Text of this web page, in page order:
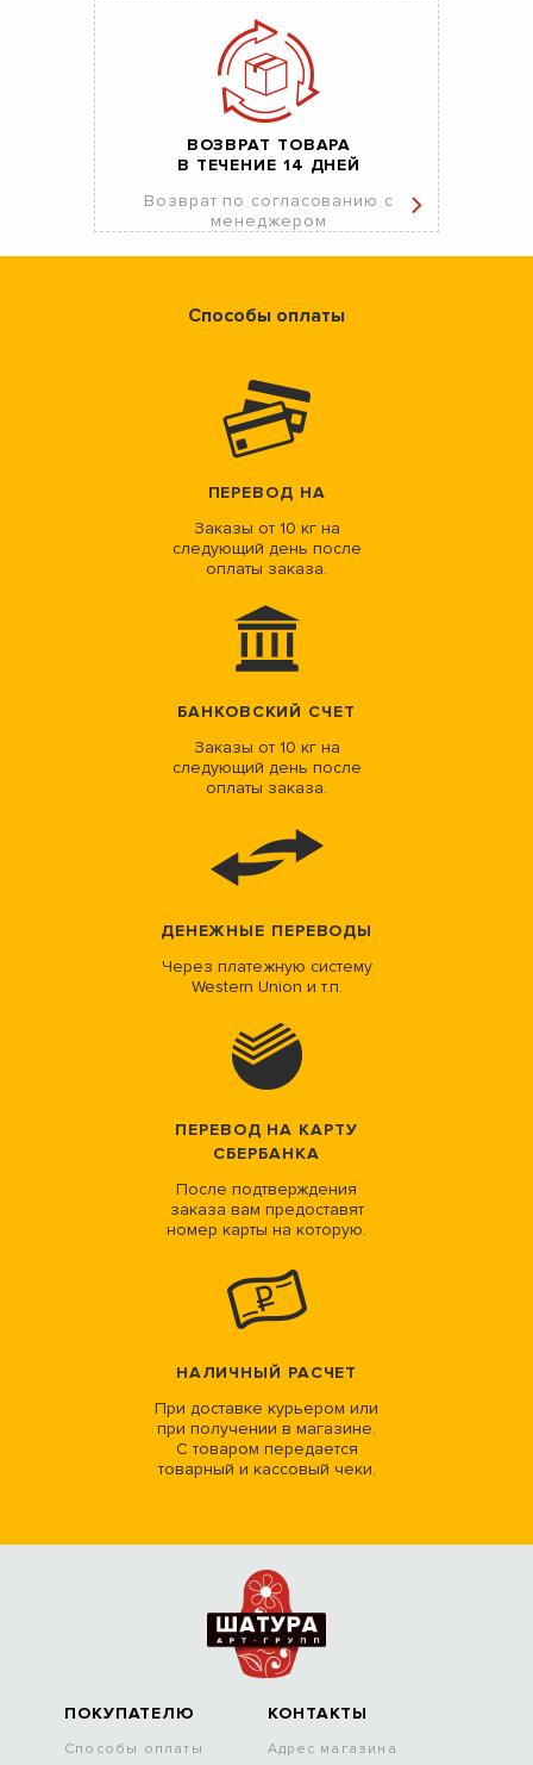
ВОЗВРАТ ТОВАРА
В ТЕЧЕНИЕ 14 ДНЕЙ
Возврат по согласованию с
менеджером
Способы оплаты
ПЕРЕВОД НА
Заказы от 10 кг на
следующий день после
оплаты заказа.
БАНКОВСКИЙ СЧЕТ
Заказы от 10 кг на
следующий день после
оплаты заказа.
ДЕНЕЖНЫЕ ПЕРЕВОДЫ
Через платежную систему
Western Union и т.п.
ПЕРЕВОД НА КАРТУ
СБЕРБАНКА
После подтверждения
заказа вам предоставят
номер карты на которую.
НАЛИЧНЫЙ РАСЧЕТ
При доставке курьером или
при получении в магазине.
С товаром передается
товарный и кассовый чеки.
ПОКУПАТЕЛЮ
Способы оплаты
КОНТАКТЫ
Адрес магазина